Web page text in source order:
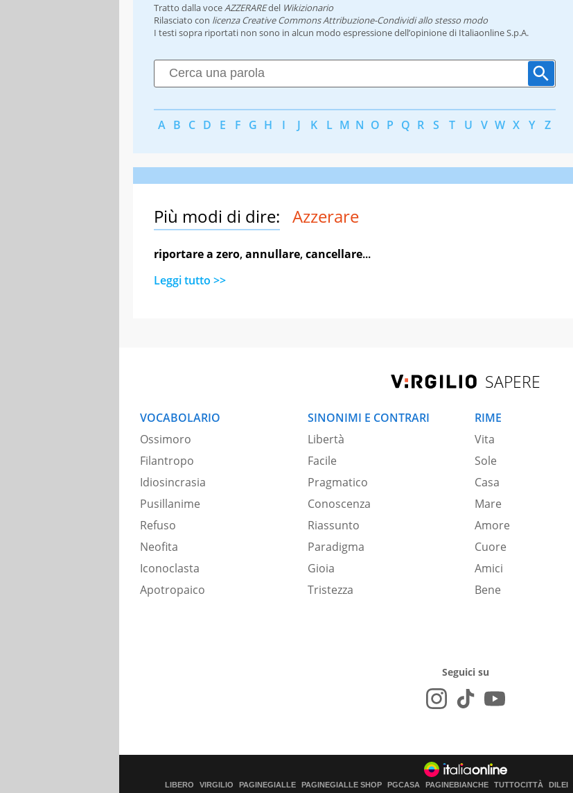
Tratto dalla voce AZZERAREdel Wikizionario
Rilasciato con licenza Creative Commons Attribuzione-Condividi allo stesso modo
I testi sopra riportati non sono in alcun modo espressione dell’opinione di Italiaonline S.p.A.
A B C D E F G H I J K L M N O P Q R S T U V W X Y Z
Più modi di dire: Azzerare
riportare a zero,annullare,cancellare...
Leggi tutto >>
SAPERE
VOCABOLARIO
Ossimoro
Filantropo
Idiosincrasia
Pusillanime
Refuso
Neofita
Iconoclasta
Apotropaico
SINONIMI E CONTRARI
Libertà
Facile
Pragmatico
Conoscenza
Riassunto
Paradigma
Gioia
Tristezza
RIME
Vita
Sole
Casa
Mare
Amore
Cuore
Amici
Bene
Seguici su
LIBERO VIRGILIO PAGINEGIALLE PAGINEGIALLE SHOP PGCASA PAGINEBIANCHE TUTTOCITTÀ DILEI